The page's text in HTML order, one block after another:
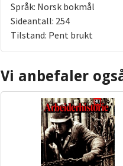
Språk: Norsk bokmål
Sideantall: 254
Tilstand: Pent brukt
Vi anbefaler